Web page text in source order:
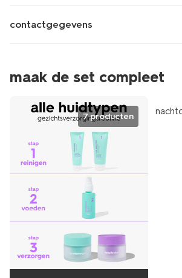
contactgegevens
maak de set compleet
7 producten
vegan